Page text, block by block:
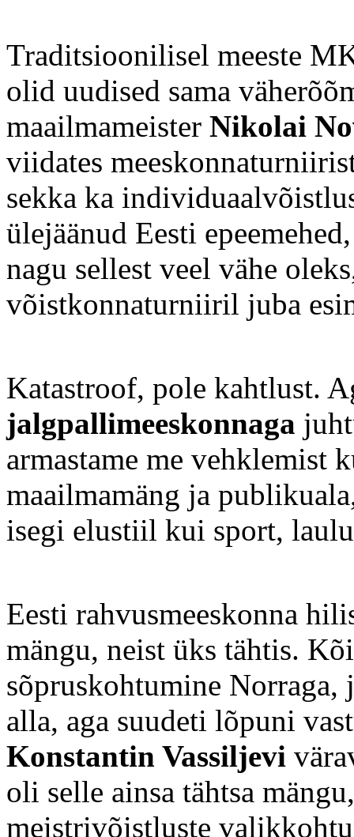
Traditsioonilisel meeste
olid uudised sama
maailmameister Nikolai
viidates
sekka ka
ülejäänud Eesti
nagu sellest veel vähe
võistkonnaturniiril juba
Katastroof, pole kahtlust.
jalgpallimeeskonnaga
armastame me vehklemist
maailmamäng ja
isegi elustiil kui sport,
Eesti rahvusmeeskonna
mängu, neist üks tähtis.
sõpruskohtumine Norraga,
alla, aga suudeti lõpuni
Konstantin Vassiljevi
oli selle ainsa tähtsa
meistrivõistluste